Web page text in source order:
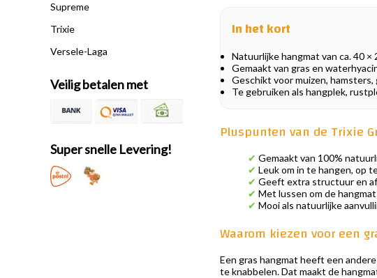
Supreme
Trixie
Versele-Laga
Veilig betalen met
Super snelle Levering!
In het kort
Natuurlijke hangmat van ca. 40 ×
Gemaakt van gras en
Geschikt voor muizen, hamsters,
Te gebruiken als hangplek,
Pluspunten van de Trixie
✔ Gemaakt van 100%
✔ Leuk om in te hangen, op
✔ Geeft extra structuur en
✔ Met lussen om de
✔ Mooi als natuurlijke
Waarom kiezen voor een
Een gras hangmat heeft een
te knabbelen. Dat maakt de